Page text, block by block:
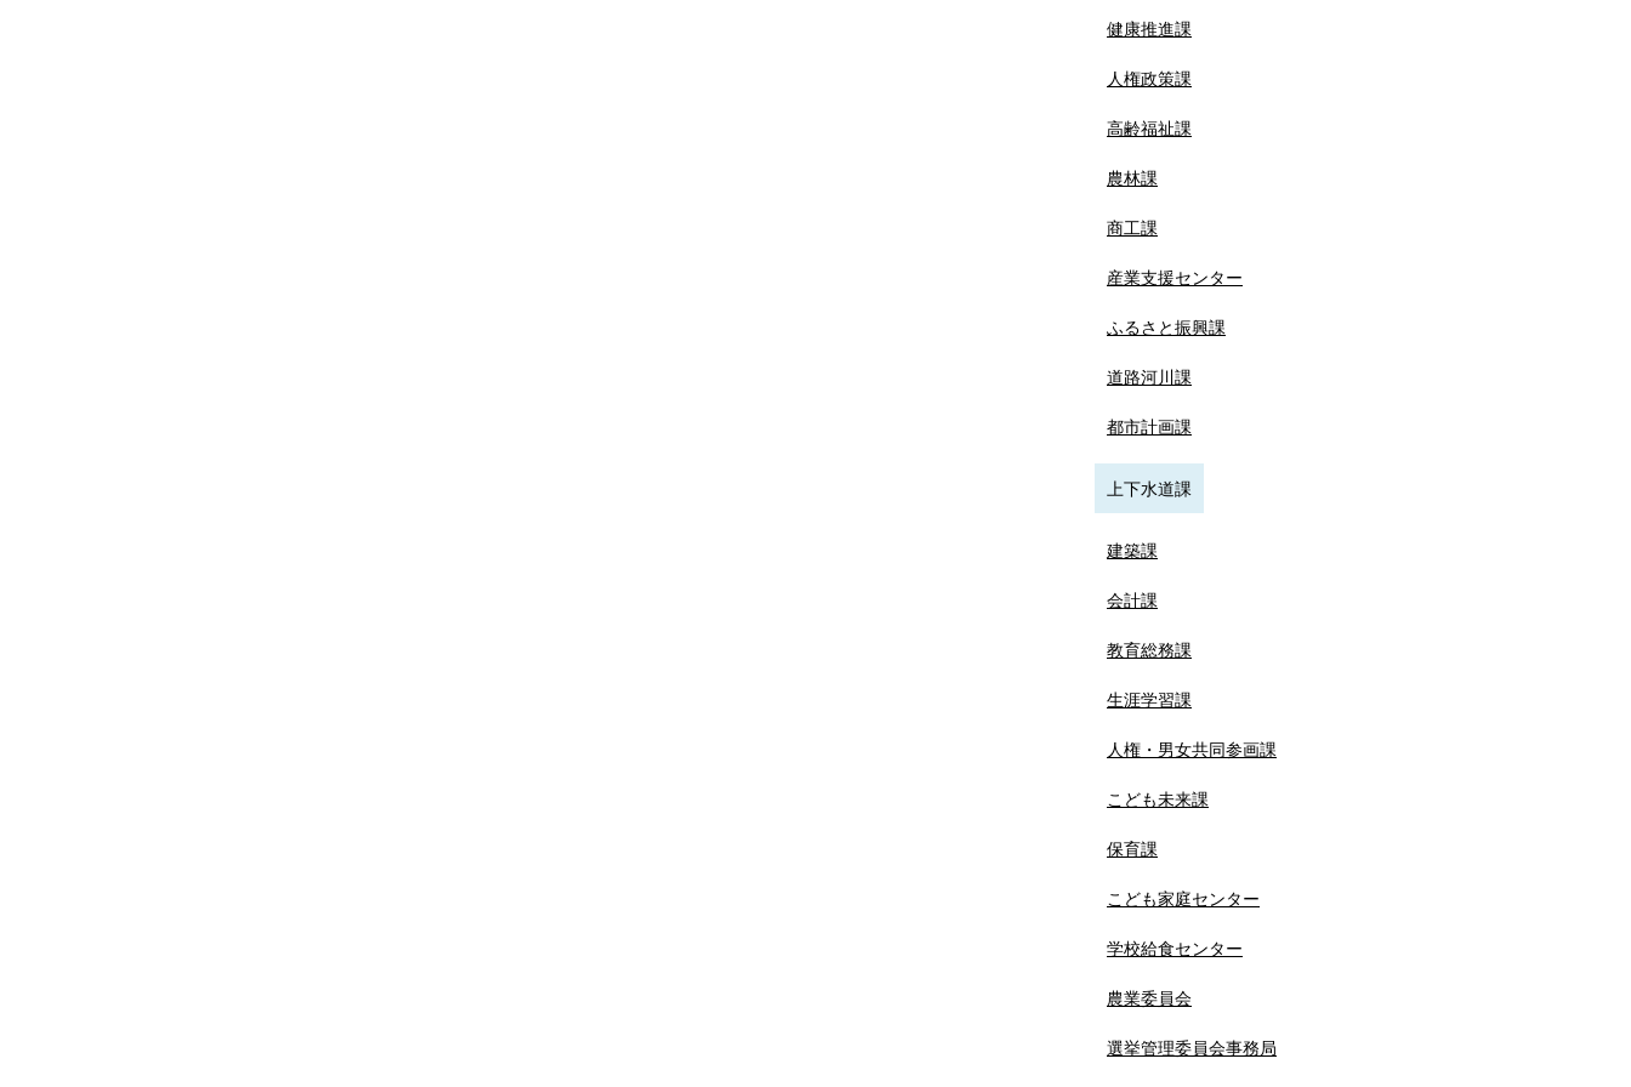
健康推進課
人権政策課
高齢福祉課
農林課
商工課
産業支援センター
ふるさと振興課
道路河川課
都市計画課
上下水道課
建築課
会計課
教育総務課
生涯学習課
人権・男女共同参画課
こども未来課
保育課
こども家庭センター
学校給食センター
農業委員会
選挙管理委員会事務局